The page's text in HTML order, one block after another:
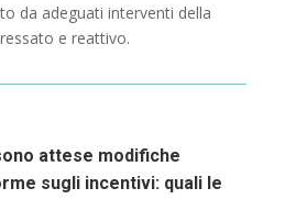
da adeguati interventi della
e reattivo.
attese modifiche
sugli incentivi: quali le